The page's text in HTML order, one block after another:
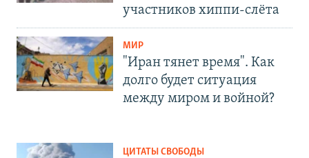
участников хиппи-слёта
МИР
"Иран тянет время". Как
долго будет ситуация
между миром и войной?
ЦИТАТЫ СВОБОДЫ